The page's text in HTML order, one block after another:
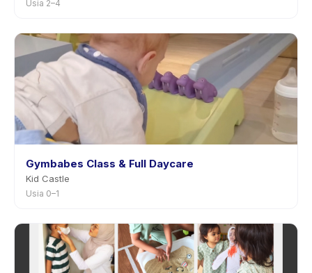
Usia 2–4
Gymbabes Class & Full Daycare
Kid Castle
Usia 0–1